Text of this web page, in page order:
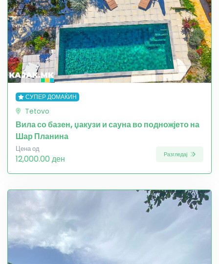
СУПЕР ДОМАЌИН
Tetovo
Вила со базен, џакузи и сауна во подножјето на
Шар Планина
Цена од
12,000.00 ден Разгледај